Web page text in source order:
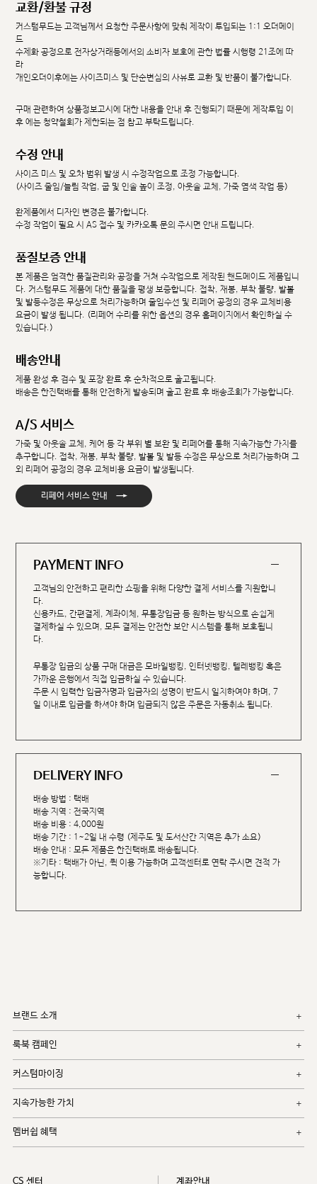
교환/환불 규정
커스텀무드는 고객님께서 요청한 주문사항에 맞춰 제작이 투입되는 1:1 오더메이
드
수제화 공정으로 전자상거래등에서의 소비자 보호에 관한 법률 시행령 21조에 따
라
개인오더이후에는 사이즈미스 및 단순변심의 사유로 교환 및 반품이 불가합니다.
구매 관련하여 상품정보고시에 대한 내용을 안내 후 진행되기 때문에 제작투입 이
후 에는 청약철회가 제한되는 점 참고 부탁드립니다.
수정 안내
사이즈 미스 및 오차 범위 발생 시 수정작업으로 조정 가능합니다.
(사이즈 줄임/늘림 작업, 굽 및 인솔 높이 조정, 아웃솔 교체, 가죽 염색 작업 등)
완제품에서 디자인 변경은 불가합니다.
수정 작업이 필요 시 AS 접수 및 카카오톡 문의 주시면 안내 드립니다.
품질보증 안내
본 제품은 엄격한 품질관리와 공정을 거쳐 수작업으로 제작된 핸드메이드 제품입니
다. 커스텀무드 제품에 대한 품질을 평생 보증합니다. 접착, 재봉, 부착 불량, 발볼
및 발등수정은 무상으로 처리가능하며 줄임수선 및 리페어 공정의 경우 교체비용
요금이 발생 됩니다. (리페어 수리를 위한 옵션의 경우 홈페이지에서 확인하실 수
있습니다.)
배송안내
제품 완성 후 검수 및 포장 완료 후 순차적으로 출고됩니다.
배송은 한진택배를 통해 안전하게 발송되며 출고 완료 후 배송조회가 가능합니다.
A/S 서비스
가죽 및 아웃솔 교체, 케어 등 각 부위 별 보완 및 리페어를 통해 지속가능한 가치를
추구합니다. 접착, 재봉, 부착 불량, 발볼 및 발등 수정은 무상으로 처리가능하며 그
외 리페어 공정의 경우 교체비용 요금이 발생됩니다.
리페어 서비스 안내 →
PAYMENT INFO
고객님의 안전하고 편리한 쇼핑을 위해 다양한 결제 서비스를 지원합니
다.
신용카드, 간편결제, 계좌이체, 무통장입금 등 원하는 방식으로 손쉽게
결제하실 수 있으며, 모든 결제는 안전한 보안 시스템을 통해 보호됩니
다.
무통장 입금의 상품 구매 대금은 모바일뱅킹, 인터넷뱅킹, 텔레뱅킹 혹은
가까운 은행에서 직접 입금하실 수 있습니다.
주문 시 입력한 입금자명과 입금자의 성명이 반드시 일치하여야 하며, 7
일 이내로 입금을 하셔야 하며 입금되지 않은 주문은 자동취소 됩니다.
DELIVERY INFO
배송 방법 : 택배
배송 지역 : 전국지역
배송 비용 : 4,000원
배송 기간 : 1~2일 내 수령 (제주도 및 도서산간 지역은 추가 소요)
배송 안내 : 모든 제품은 한진택배로 배송됩니다.
※기타 : 택배가 아닌, 퀵 이용 가능하며 고객센터로 연락 주시면 견적 가
능합니다.
브랜드 소개
룩북 캠페인
커스텀마이징
지속가능한 가치
멤버쉽 혜택
CS 센터 계좌안내